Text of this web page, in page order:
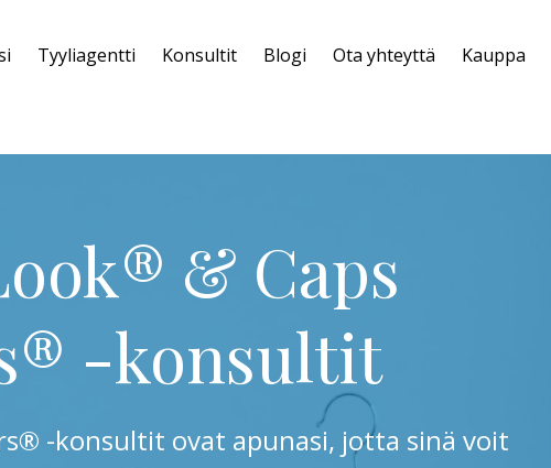
Tyyliagentti Konsultit Blogi Ota yhteyttä Kauppa
& Caps
-konsultit
-konsultit ovat apunasi, jotta sinä voit